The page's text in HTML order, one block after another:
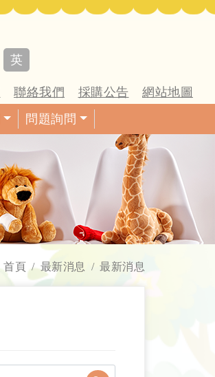
英
聯絡我們 採購公告
網站地圖
問題詢問
首頁 最新消息 最新消息